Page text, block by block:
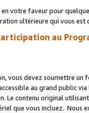
votre faveur pour
ultérieure qui vous est
au
vous devez soumettre
au grand public
Le contenu original
que vous incluez. Nous